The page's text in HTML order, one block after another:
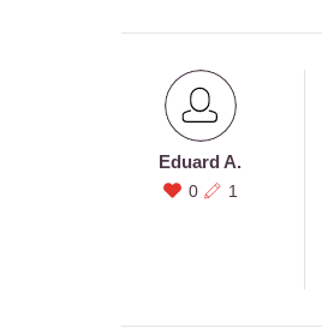
Eduard A.
0 1